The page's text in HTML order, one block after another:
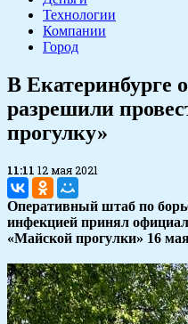
Технологии
Компании
Город
​В Екатеринбурге
разрешили
прогулку»
11:11 12 мая 2021
Оперативный штаб по
инфекцией принял
«Майской прогулки» 16